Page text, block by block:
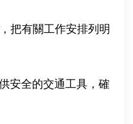
把有關工作安排列明
安全的交通工具，確